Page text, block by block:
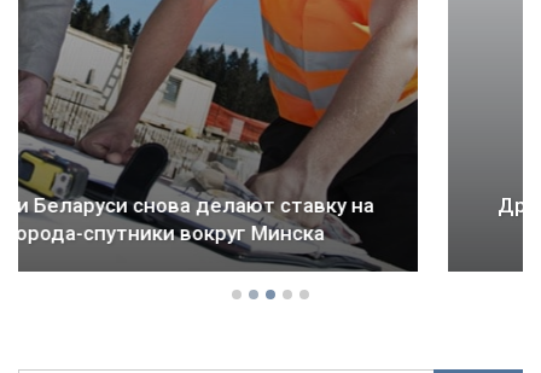
Драма Детройта: как ломается будущее
городов и стран